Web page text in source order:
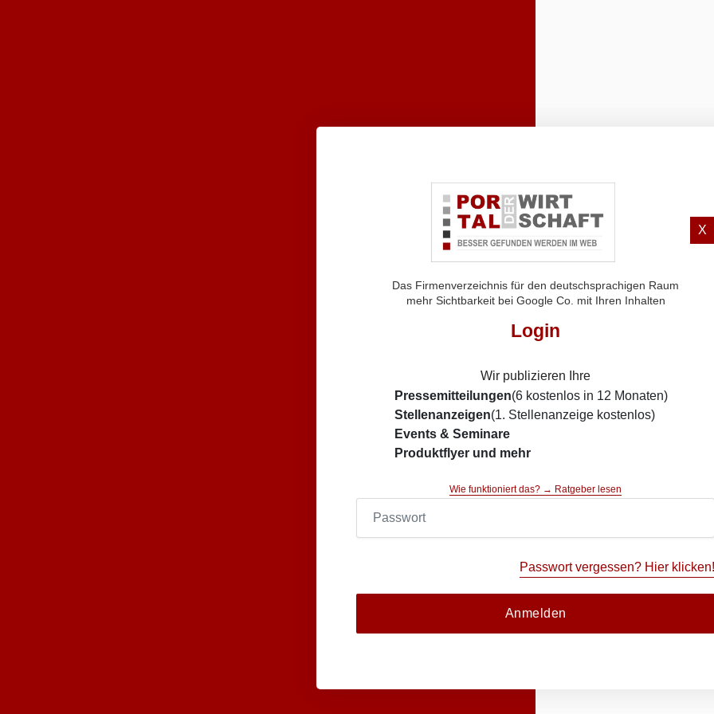
X
Das Firmenverzeichnis für den deutschsprachigen Raum
mehr Sichtbarkeit bei Google Co. mit Ihren Inhalten
Login
Wir publizieren Ihre
Pressemitteilungen(6 kostenlos in 12 Monaten)
Stellenanzeigen(1. Stellenanzeige kostenlos)
Events & Seminare
Produktflyer und mehr
Wie funktioniert das? → Ratgeber lesen
Passwort vergessen? Hier klicken!
Anmelden